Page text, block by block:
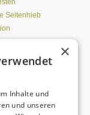
Seitenhieb
×
Inhalte und
und unseren